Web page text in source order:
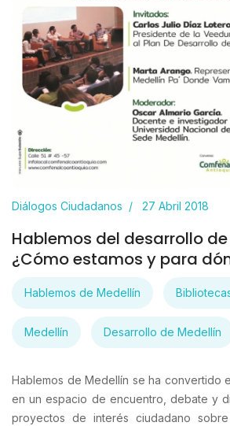
Hablemos del desarrollo
¿Cómo estamos y para
Diálogos Ciudadanos 27 Abril 2018
Hablemos de Medellín
Medellín Desarrollo de Medellín
Hablemos de Medellín se ha convertido
en un espacio de encuentro, debate y
proyectos de interés ciudadano